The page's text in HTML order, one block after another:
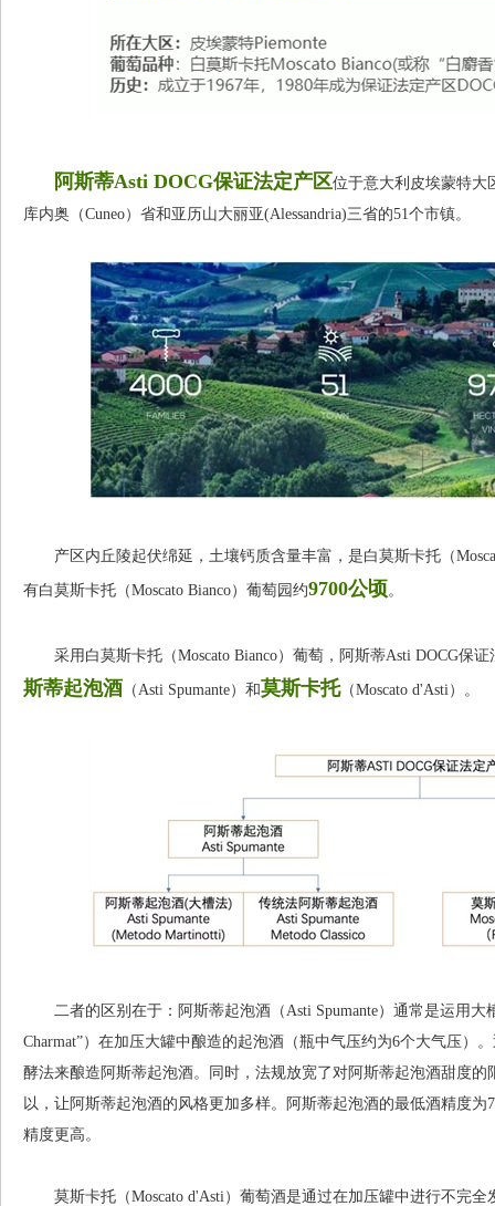
阿斯蒂Asti DOCG保证法定产区位于意大利皮埃蒙特大
库内奥（Cuneo）省和亚历山大丽亚(Alessandria)三省的51个市镇。
产区内丘陵起伏绵延，土壤钙质含量丰富，是白莫斯卡托（
有白莫斯卡托（Moscato Bianco）葡萄园约9700公顷。
采用白莫斯卡托（Moscato Bianco）葡萄，阿斯蒂Asti DOCG保
斯蒂起泡酒 （Asti Spumante）和莫斯卡托（Moscato d'Asti）。
二者的区别在于：阿斯蒂起泡酒（Asti Spumante）通常是运用大
Charmat”）在加压大罐中酿造的起泡酒（瓶中气压约为6个大气压）
酵法来酿造阿斯蒂起泡酒。同时，法规放宽了对阿斯蒂起泡酒甜度的
以，让阿斯蒂起泡酒的风格更加多样。阿斯蒂起泡酒的最低酒精度为
精度更高。
莫斯卡托（Moscato d'Asti）葡萄酒是通过在加压罐中进行不完全